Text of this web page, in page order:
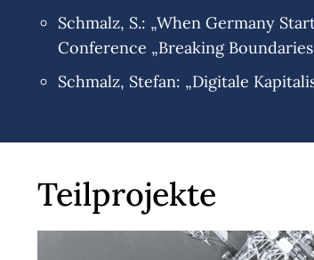
Schmalz, S.: „When Germany
Conference „Breaking
Schmalz, Stefan: „Digitale
Teilprojekte